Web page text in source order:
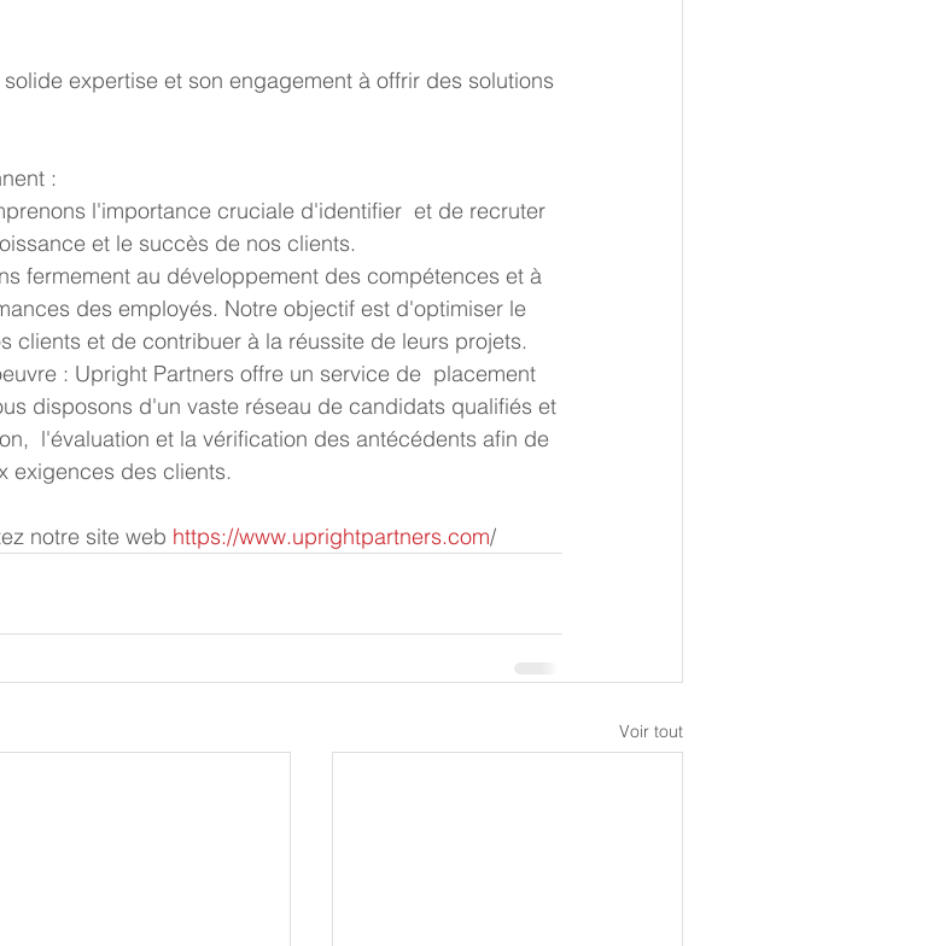
:
et le succès de nos clients.
des employés. Notre objectif est d'optimiser le
clients et de contribuer à la réussite de leurs projets.
disposons d'un vaste réseau de candidats qualifiés et
l'évaluation et la vérification des antécédents afin de
exigences des clients.
notre site web https://www.uprightpartners.com/
Voir tout